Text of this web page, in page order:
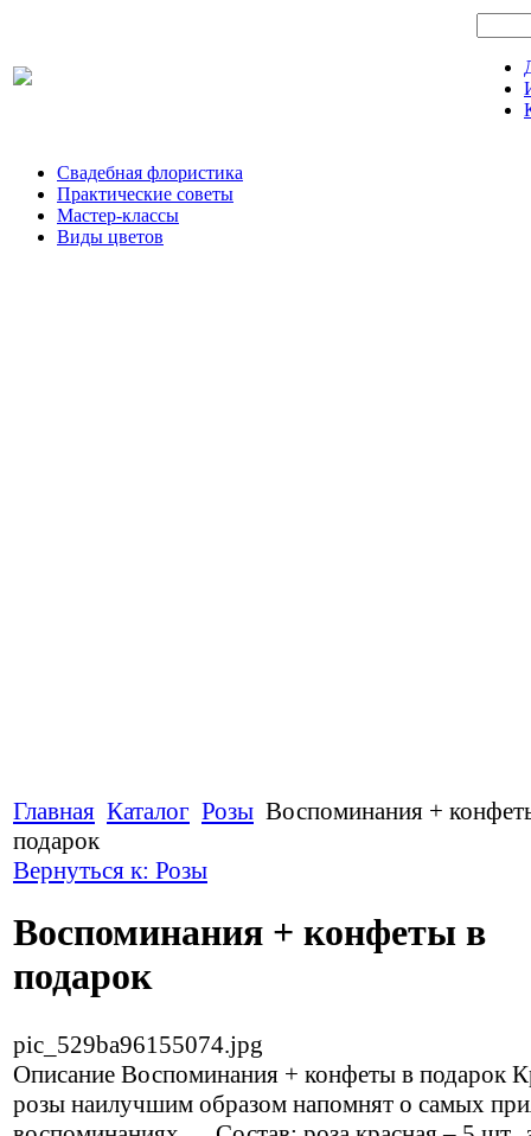
Свадебная флористика
Практические советы
Мастер-классы
Виды цветов
Главная Каталог Розы Воспоминания +
подарок
Вернуться к: Розы
Воспоминания + конфеты в
подарок
pic_529ba96155074.jpg
Описание Воспоминания + конфеты в подарок
розы наилучшим образом напомнят о самых